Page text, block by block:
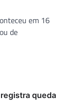
em 16
de
queda